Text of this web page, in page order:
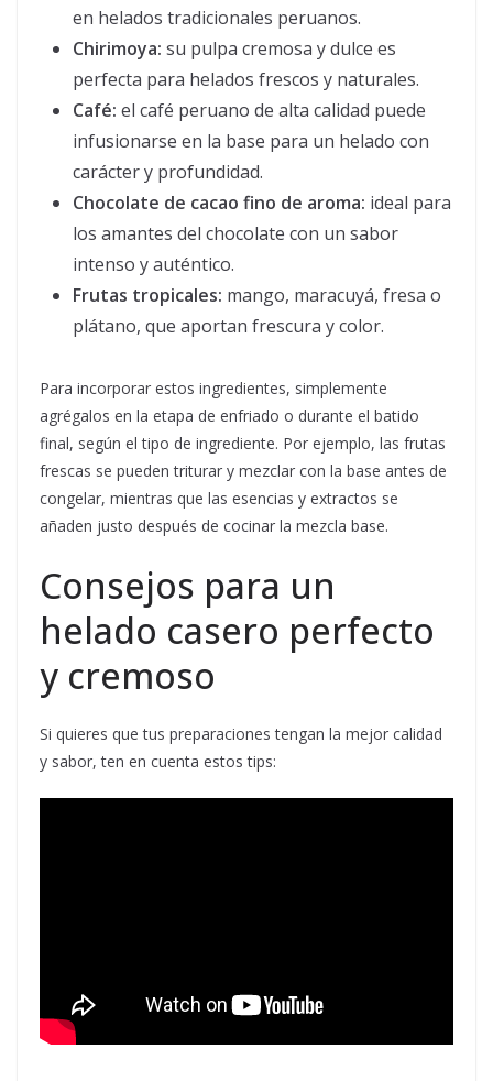
en helados tradicionales peruanos.
Chirimoya: su pulpa cremosa y dulce es
perfecta para helados frescos y naturales.
Café: el café peruano de alta calidad puede
infusionarse en la base para un helado con
carácter y profundidad.
Chocolate de cacao fino de aroma: ideal para
los amantes del chocolate con un sabor
intenso y auténtico.
Frutas tropicales: mango, maracuyá, fresa o
plátano, que aportan frescura y color.
Para incorporar estos ingredientes, simplemente
agrégalos en la etapa de enfriado o durante el batido
final, según el tipo de ingrediente. Por ejemplo, las frutas
frescas se pueden triturar y mezclar con la base antes de
congelar, mientras que las esencias y extractos se
añaden justo después de cocinar la mezcla base.
Consejos para un
helado casero perfecto
y cremoso
Si quieres que tus preparaciones tengan la mejor calidad
y sabor, ten en cuenta estos tips: